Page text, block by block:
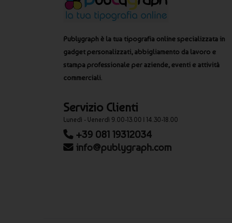
Publygraph è la tua tipografia online specializzata in
gadget personalizzati, abbigliamento da lavoro e
stampa professionale per aziende, eventi e attività
commerciali.
Servizio Clienti
Lunedì - Venerdì 9.00-13.00 | 14.30-18.00
+39 081 19312034
info@publygraph.com